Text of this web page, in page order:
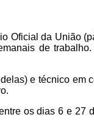
Oficial da União
de
e técnico em
os dias 6 e 27